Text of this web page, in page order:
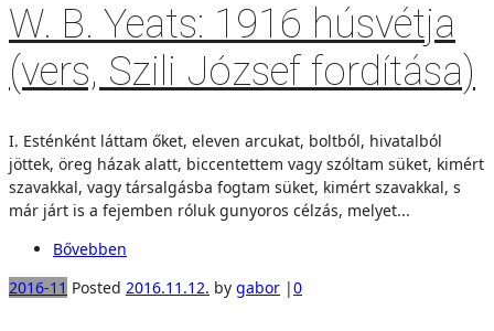
W. B. Yeats: 1916 húsvétja
(vers, Szili József fordítása)
I. Esténként láttam őket, eleven arcukat, boltból, hivatalból
jöttek, öreg házak alatt, biccentettem vagy szóltam süket, kimért
szavakkal, vagy társalgásba fogtam süket, kimért szavakkal, s
már járt is a fejemben róluk gunyoros célzás, melyet...
Bővebben
2016-11 Posted 2016.11.12. by gabor |0